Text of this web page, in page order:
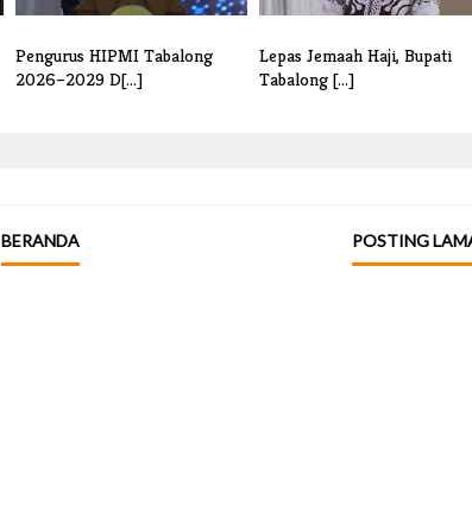
Pengurus HIPMI Tabalong
2026–2029 D[...]
Lepas Jemaah Haji, Bupati
Tabalong [...]
POSTING
BERANDA